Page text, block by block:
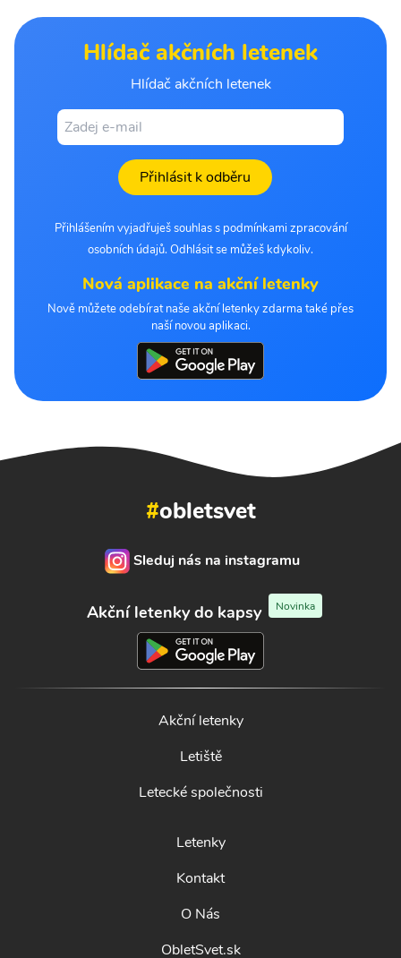
Hlídač akčních letenek
Hlídač akčních letenek
Přihlásit k odběru
Přihlášením vyjadřuješ souhlas s podmínkami zpracování
osobních údajů. Odhlásit se můžeš kdykoliv.
Nová aplikace na akční letenky
Nově můžete odebírat naše akční letenky zdarma také přes
naší novou aplikaci.
#obletsvet
Sleduj nás na instagramu
Akční letenky do kapsy Novinka
Akční letenky
Letiště
Letecké společnosti
Letenky
Kontakt
O Nás
ObletSvet.sk